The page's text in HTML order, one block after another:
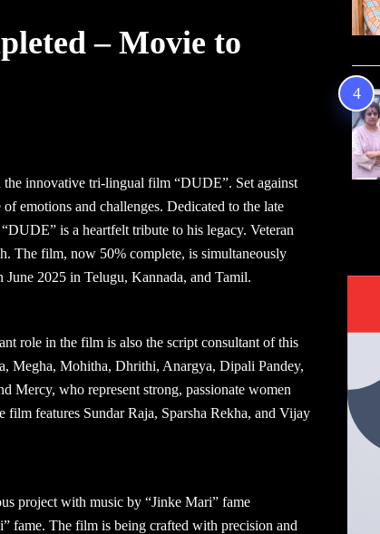
– Movie to
innovative tri-lingual film “DUDE”. Set against
emotions and challenges. Dedicated to the late
is a heartfelt tribute to his legacy. Veteran
The film, now 50% complete, is simultaneously
June 2025 in Telugu, Kannada, and Tamil.
role in the film is also the script consultant of this
Megha, Mohitha, Dhrithi, Anargya, Dipali Pandey,
Mercy, who represent strong, passionate women
features Sundar Raja, Sparsha Rekha, and Vijay
project with music by “Jinke Mari” fame
fame. The film is being crafted with precision and